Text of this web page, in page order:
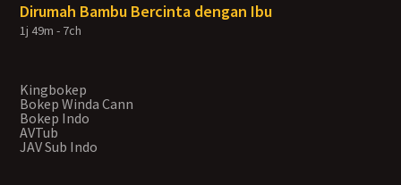
Dirumah Bambu Bercinta dengan Ibu
1j 49m - 7ch
Kingbokep
Bokep Winda Cann
Bokep Indo
AVTub
JAV Sub Indo